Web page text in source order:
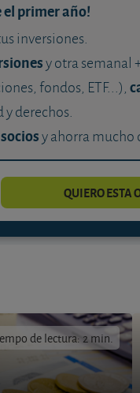
el primer año!
inversiones.
y otra semanal
fondos, ETF...),
derechos.
y ahorra mucho
QUIERO ESTA
de lectura: 2 min.